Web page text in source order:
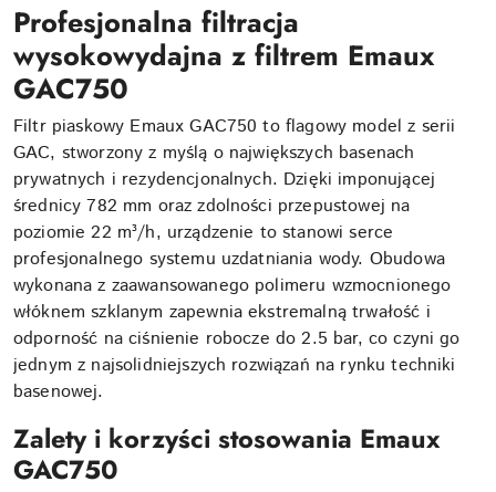
Profesjonalna filtracja
wysokowydajna z filtrem Emaux
GAC750
Filtr piaskowy Emaux GAC750 to flagowy model z serii
GAC, stworzony z myślą o największych basenach
prywatnych i rezydencjonalnych. Dzięki imponującej
średnicy 782 mm oraz zdolności przepustowej na
poziomie 22 m³/h, urządzenie to stanowi serce
profesjonalnego systemu uzdatniania wody. Obudowa
wykonana z zaawansowanego polimeru wzmocnionego
włóknem szklanym zapewnia ekstremalną trwałość i
odporność na ciśnienie robocze do 2.5 bar, co czyni go
jednym z najsolidniejszych rozwiązań na rynku techniki
basenowej.
Zalety i korzyści stosowania Emaux
GAC750